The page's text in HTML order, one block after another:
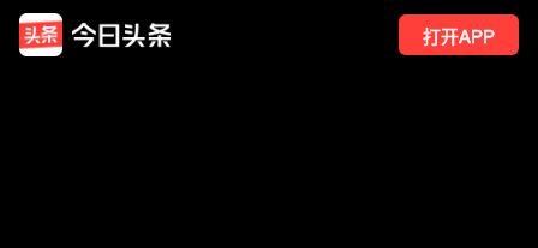
打开APP